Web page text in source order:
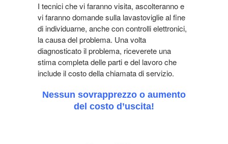
I tecnici che vi faranno visita, ascolteranno e
vi faranno domande sulla lavastoviglie al fine
di individuarne, anche con controlli elettronici,
la causa del problema. Una volta
diagnosticato il problema, riceverete una
stima completa delle parti e del lavoro che
include il costo della chiamata di servizio.
Nessun sovrapprezzo o aumento
del costo d’uscita!